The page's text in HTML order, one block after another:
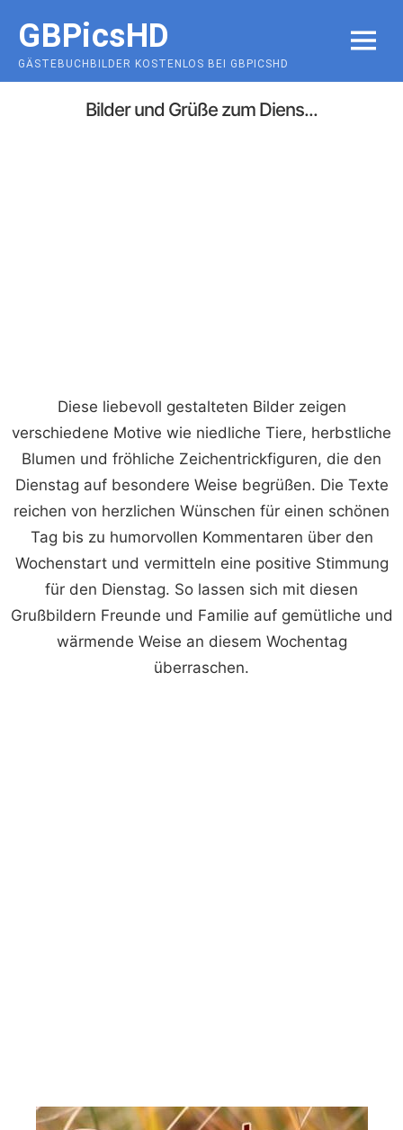
content
GBPicsHD
GÄSTEBUCHBILDER KOSTENLOS BEI GBPICSHD
MENU
Bilder und Grüße zum Diens...
Diese liebevoll gestalteten Bilder zeigen
verschiedene Motive wie niedliche Tiere, herbstliche
Blumen und fröhliche Zeichentrickfiguren, die den
Dienstag auf besondere Weise begrüßen. Die Texte
reichen von herzlichen Wünschen für einen schönen
Tag bis zu humorvollen Kommentaren über den
Wochenstart und vermitteln eine positive Stimmung
für den Dienstag. So lassen sich mit diesen
Grußbildern Freunde und Familie auf gemütliche und
wärmende Weise an diesem Wochentag
überraschen.